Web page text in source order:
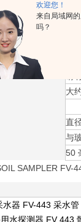
欢迎您！
来自局域网
吗？
大
直
与
50
SAMPLER FV-
水器 FV-443 采水
水探测器 FV 443